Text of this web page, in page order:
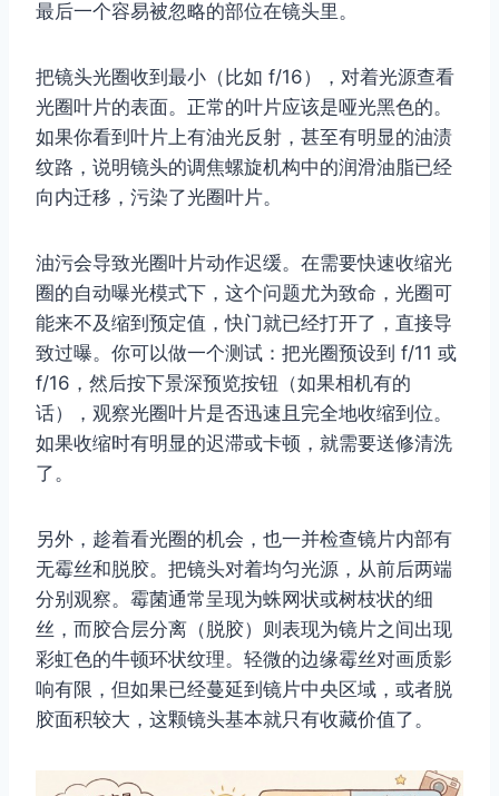
最后一个容易被忽略的部位在镜头里。
把镜头光圈收到最小（比如 f/16），对着光源查看
光圈叶片的表面。正常的叶片应该是哑光黑色的。
如果你看到叶片上有油光反射，甚至有明显的油渍
纹路，说明镜头的调焦螺旋机构中的润滑油脂已经
向内迁移，污染了光圈叶片。
油污会导致光圈叶片动作迟缓。在需要快速收缩光
圈的自动曝光模式下，这个问题尤为致命，光圈可
能来不及缩到预定值，快门就已经打开了，直接导
致过曝。你可以做一个测试：把光圈预设到 f/11 或
f/16，然后按下景深预览按钮（如果相机有的
话），观察光圈叶片是否迅速且完全地收缩到位。
如果收缩时有明显的迟滞或卡顿，就需要送修清洗
了。
另外，趁着看光圈的机会，也一并检查镜片内部有
无霉丝和脱胶。把镜头对着均匀光源，从前后两端
分别观察。霉菌通常呈现为蛛网状或树枝状的细
丝，而胶合层分离（脱胶）则表现为镜片之间出现
彩虹色的牛顿环状纹理。轻微的边缘霉丝对画质影
响有限，但如果已经蔓延到镜片中央区域，或者脱
胶面积较大，这颗镜头基本就只有收藏价值了。